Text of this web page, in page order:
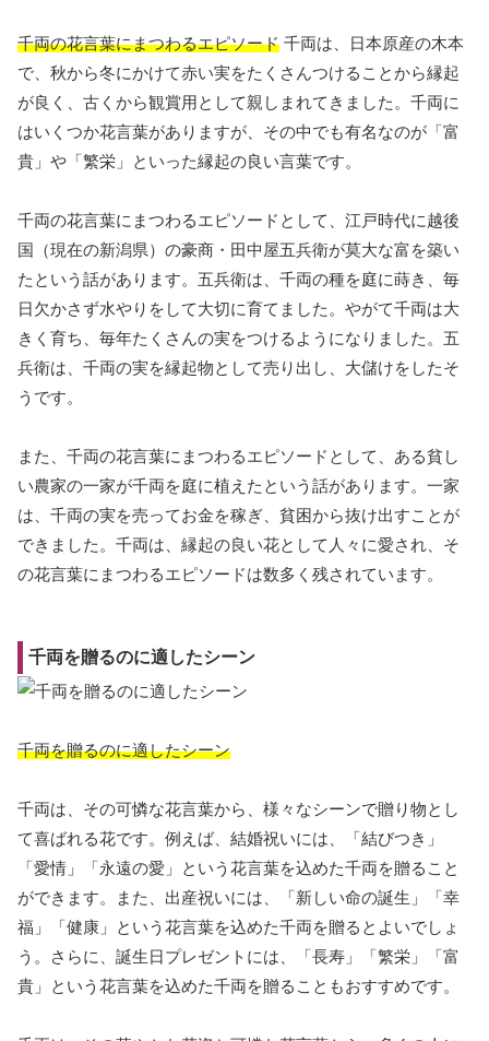
千両の花言葉にまつわるエピソード 千両は、日本原産の木本
で、秋から冬にかけて赤い実をたくさんつけることから縁起
が良く、古くから観賞用として親しまれてきました。千両に
はいくつか花言葉がありますが、その中でも有名なのが「富
貴」や「繁栄」といった縁起の良い言葉です。
千両の花言葉にまつわるエピソードとして、江戸時代に越後
国（現在の新潟県）の豪商・田中屋五兵衛が莫大な富を築い
たという話があります。五兵衛は、千両の種を庭に蒔き、毎
日欠かさず水やりをして大切に育てました。やがて千両は大
きく育ち、毎年たくさんの実をつけるようになりました。五
兵衛は、千両の実を縁起物として売り出し、大儲けをしたそ
うです。
また、千両の花言葉にまつわるエピソードとして、ある貧し
い農家の一家が千両を庭に植えたという話があります。一家
は、千両の実を売ってお金を稼ぎ、貧困から抜け出すことが
できました。千両は、縁起の良い花として人々に愛され、そ
の花言葉にまつわるエピソードは数多く残されています。
千両を贈るのに適したシーン
千両を贈るのに適したシーン
千両は、その可憐な花言葉から、様々なシーンで贈り物とし
て喜ばれる花です。例えば、結婚祝いには、「結びつき」
「愛情」「永遠の愛」という花言葉を込めた千両を贈ること
ができます。また、出産祝いには、「新しい命の誕生」「幸
福」「健康」という花言葉を込めた千両を贈るとよいでしょ
う。さらに、誕生日プレゼントには、「長寿」「繁栄」「富
貴」という花言葉を込めた千両を贈ることもおすすめです。